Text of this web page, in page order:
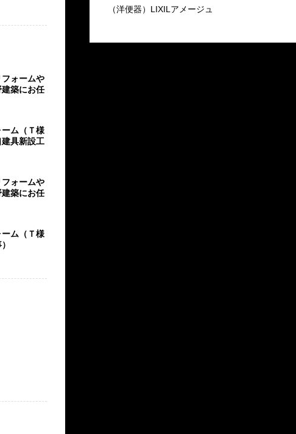
（洋便器）LIXILアメージュ
フォームや
築にお任
ム（Ｔ様
具新設工
フォームや
築にお任
ム（Ｔ様